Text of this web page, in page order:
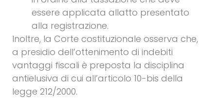
essere applicata allatto presentato
alla registrazione.
Inoltre, la Corte costituzionale osserva che,
a presidio dell’ottenimento di indebiti
vantaggi fiscali è preposta la disciplina
antielusiva di cui all’articolo 10-bis della
legge 212/2000.